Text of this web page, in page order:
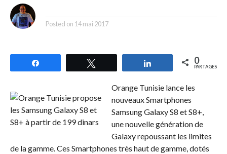
Posted on 14 mai 2017
Partagez 0
PARTAGES
Orange Tunisie lance les
nouveaux Smartphones
Samsung Galaxy S8 et S8+,
une nouvelle génération de
Galaxy repoussant les limites
de la gamme. Ces Smartphones très haut de gamme, dotés